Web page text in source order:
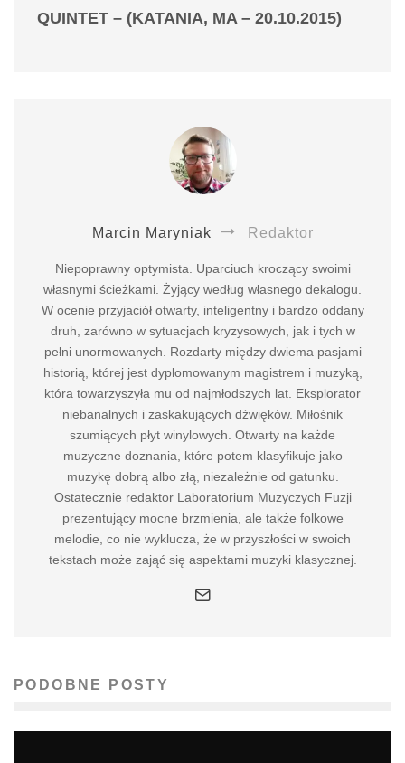
QUINTET – (KATANIA, MA – 20.10.2015)
Marcin Maryniak Redaktor
Niepoprawny optymista. Uparciuch kroczący swoimi
własnymi ścieżkami. Żyjący według własnego dekalogu.
W ocenie przyjaciół otwarty, inteligentny i bardzo oddany
druh, zarówno w sytuacjach kryzysowych, jak i tych w
pełni unormowanych. Rozdarty między dwiema pasjami
historią, której jest dyplomowanym magistrem i muzyką,
która towarzyszyła mu od najmłodszych lat. Eksplorator
niebanalnych i zaskakujących dźwięków. Miłośnik
szumiących płyt winylowych. Otwarty na każde
muzyczne doznania, które potem klasyfikuje jako
muzykę dobrą albo złą, niezależnie od gatunku.
Ostatecznie redaktor Laboratorium Muzyczych Fuzji
prezentujący mocne brzmienia, ale także folkowe
melodie, co nie wyklucza, że w przyszłości w swoich
tekstach może zająć się aspektami muzyki klasycznej.
PODOBNE POSTY